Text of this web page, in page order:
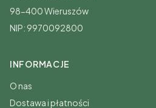
98-400 Wieruszów
NIP: 9970092800
INFORMACJE
O nas
Dostawa i płatności